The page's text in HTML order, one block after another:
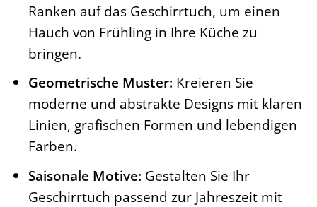
Ranken auf das Geschirrtuch, um einen
Hauch von Frühling in Ihre Küche zu
bringen.
Geometrische Muster: Kreieren Sie
moderne und abstrakte Designs mit klaren
Linien, grafischen Formen und lebendigen
Farben.
Saisonale Motive: Gestalten Sie Ihr
Geschirrtuch passend zur Jahreszeit mit